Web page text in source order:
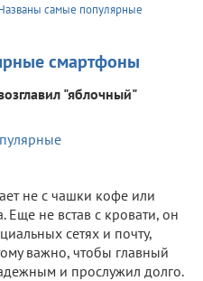
самые популярные
смартфоны
"яблочный"
не с чашки кофе или
Еще не встав с кровати, он
сетях и почту,
важно, чтобы главный
и прослужил долго.